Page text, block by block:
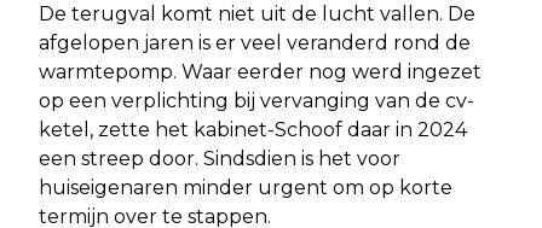
De terugval komt niet uit de lucht vallen. De
afgelopen jaren is er veel veranderd rond de
warmtepomp. Waar eerder nog werd ingezet
op een verplichting bij vervanging van de cv-
ketel, zette het kabinet-Schoof daar in 2024
een streep door. Sindsdien is het voor
huiseigenaren minder urgent om op korte
termijn over te stappen.